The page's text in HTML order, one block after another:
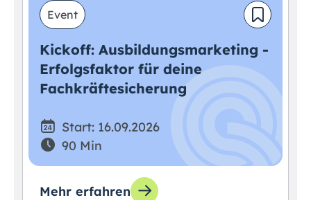
Event
Kickoff: Ausbildungsmarketing -
Erfolgsfaktor für deine
Fachkräftesicherung
Start: 16.09.2026
90 Min
Mehr erfahren